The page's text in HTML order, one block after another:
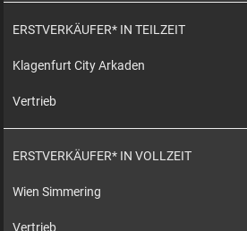
ERSTVERKÄUFER* IN TEILZEIT
Klagenfurt City Arkaden
Vertrieb
ERSTVERKÄUFER* IN VOLLZEIT
Wien Simmering
Vertrieb